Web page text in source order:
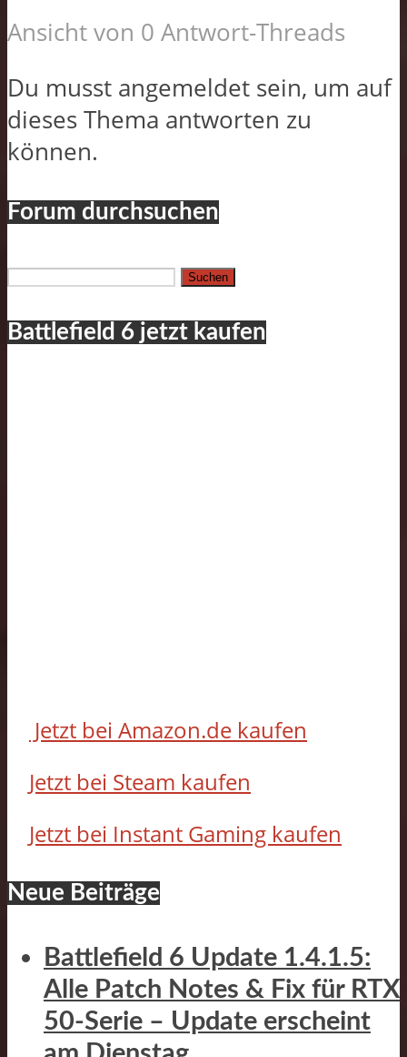
Ansicht von 0 Antwort-Threads
Du musst angemeldet sein, um auf
dieses Thema antworten zu
können.
Forum durchsuchen
Suchen
Battlefield 6 jetzt kaufen
Jetzt bei Amazon.de kaufen
Jetzt bei Steam kaufen
Jetzt bei Instant Gaming kaufen
Neue Beiträge
Battlefield 6 Update 1.4.1.5:
Alle Patch Notes & Fix für RTX
50-Serie – Update erscheint